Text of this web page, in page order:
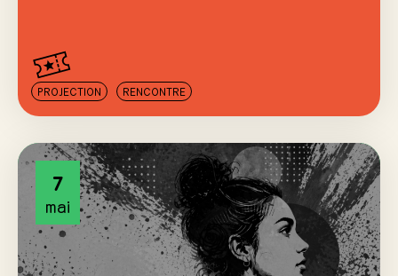
PROJECTION RENCONTRE
7
mai